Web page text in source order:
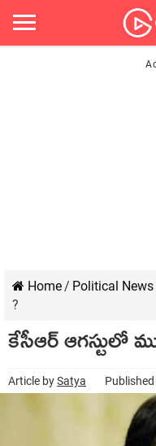
Home/ Political News
?
కేసీఆర్ ఆగ‌స్టులో
Article bySatya